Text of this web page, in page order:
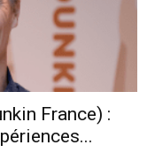
France) :